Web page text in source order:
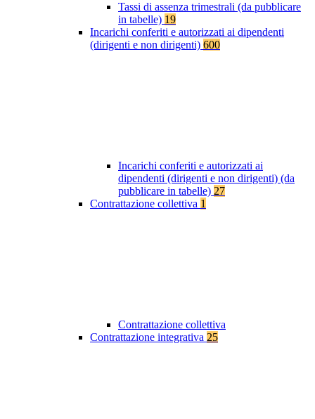
Tassi di assenza trimestrali (da pubblicare
in tabelle) 19
Incarichi conferiti e autorizzati ai dipendenti
(dirigenti e non dirigenti) 600
Incarichi conferiti e autorizzati ai
dipendenti (dirigenti e non dirigenti) (da
pubblicare in tabelle) 27
Contrattazione collettiva 1
Contrattazione collettiva
Contrattazione integrativa 25